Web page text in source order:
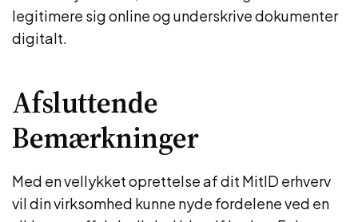
legitimere sig online og underskrive dokumenter
digitalt.
Afsluttende
Bemærkninger
Med en vellykket oprettelse af dit MitID erhverv
vil din virksomhed kunne nyde fordelene ved en